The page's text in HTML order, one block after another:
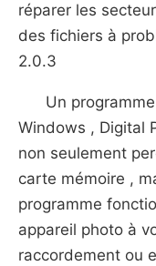
réparer les
des fichiers à
2.0.3
Un
Windows , Digital
non seulement
carte mémoire ,
programme
appareil photo à
raccordement ou